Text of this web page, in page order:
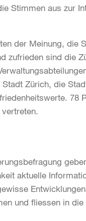
Stimmen aus zur
der Meinung, die
zufrieden sind die
Zürich, die
78
aktuelle
und fliessen in